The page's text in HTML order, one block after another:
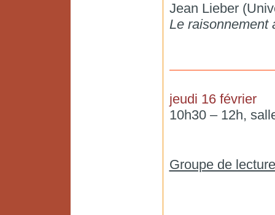
Jean Lieber
Le raisonnement
jeudi 16 février
10h30 – 12h,
Groupe de